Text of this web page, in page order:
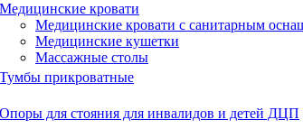
Медицинские кровати
Медицинские кровати с санитарным
Медицинские кушетки
Массажные столы
Тумбы прикроватные
Опоры для стояния для инвалидов и детей ДЦП